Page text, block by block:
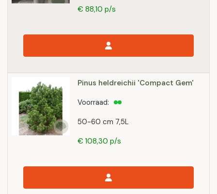
€ 88,10 p/s
Pinus heldreichii 'Compact Gem'
50-60 cm 7,5L
Voorraad:
€ 108,30 p/s